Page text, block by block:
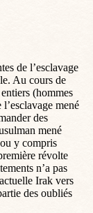
de l’esclavage
Au cours de
(hommes
mené
des
mené
y compris
révolte
n’a pas
Irak vers
des oubliés